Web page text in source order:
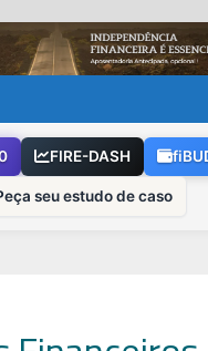
FIRE-DASH
seu estudo de caso